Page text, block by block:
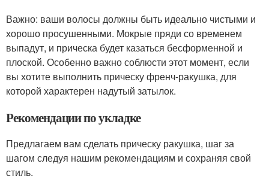
Важно: ваши волосы должны быть идеально чистыми и
хорошо просушенными. Мокрые пряди со временем
выпадут, и прическа будет казаться бесформенной и
плоской. Особенно важно соблюсти этот момент, если
вы хотите выполнить прическу френч-ракушка, для
которой характерен надутый затылок.
Рекомендации по укладке
Предлагаем вам сделать прическу ракушка, шаг за
шагом следуя нашим рекомендациям и сохраняя свой
стиль.